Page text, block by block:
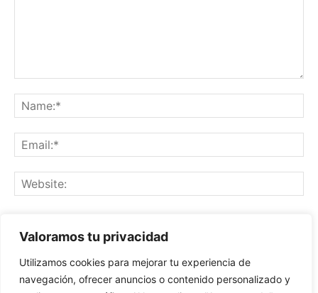
Valoramos tu privacidad
Utilizamos cookies para mejorar tu experiencia de
navegación, ofrecer anuncios o contenido personalizado y
next time I comment.